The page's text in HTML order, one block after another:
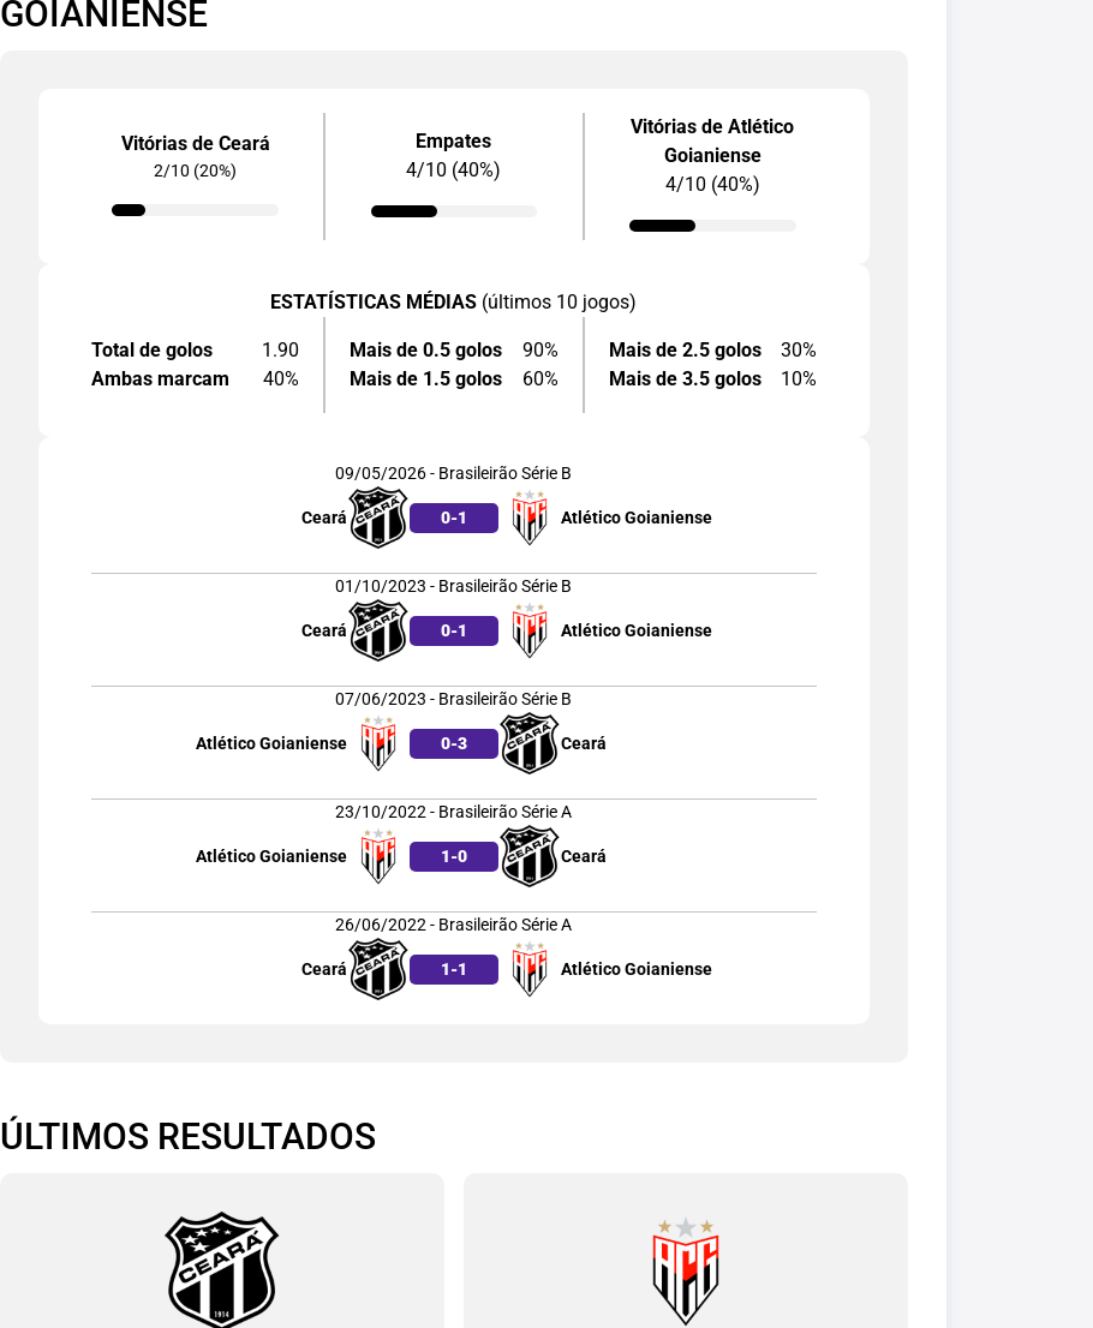
GOIANIENSE
Vitórias de Ceará
2/10 (20%)
Empates
4/10 (40%)
Vitórias de Atlético
Goianiense
4/10 (40%)
ESTATÍSTICAS MÉDIAS (últimos 10 jogos)
Total de golos
1.90
Ambas marcam
40%
Mais de 0.5 golos
90%
Mais de 1.5 golos
60%
Mais de 2.5 golos
30%
Mais de 3.5 golos
10%
09/05/2026 - Brasileirão Série B
Ceará 0-1 Atlético Goianiense
01/10/2023 - Brasileirão Série B
Ceará 0-1 Atlético Goianiense
07/06/2023 - Brasileirão Série B
Atlético Goianiense 0-3 Ceará
23/10/2022 - Brasileirão Série A
Atlético Goianiense 1-0 Ceará
26/06/2022 - Brasileirão Série A
Ceará 1-1 Atlético Goianiense
ÚLTIMOS RESULTADOS